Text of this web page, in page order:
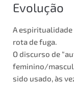
Evolução
A
rota de fuga.
O discurso de
feminino/
sido usado, às